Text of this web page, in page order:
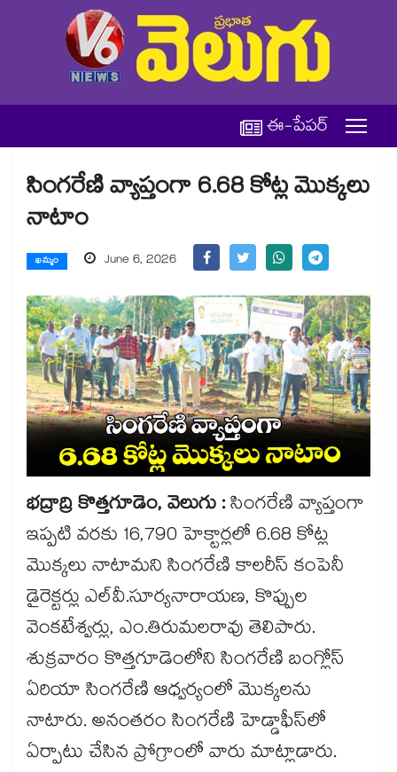
ఈ-పేపర్
సింగరేణి వ్యాప్తంగా 6.68 కోట్ల మొక్కలు
నాటాం
ఖమ్మం June 6, 2026
భద్రాద్రి కొత్తగూడెం, వెలుగు :సింగరేణి వ్యాప్తంగా
ఇప్పటి వరకు 16,790 హెక్టార్లలో 6.68 కోట్ల
మొక్కలు నాటామని సింగరేణి కాలరీస్​ కంపెనీ
డైరెక్టర్లు ఎల్​వీ.సూర్యనారాయణ, కొప్పుల
వెంకటేశ్వర్లు, ఎం.తిరుమలరావు తెలిపారు.
శుక్రవారం కొత్తగూడెంలోని సింగరేణి బంగ్లోస్​
ఏరియా సింగరేణి ఆధ్వర్యంలో మొక్కలను
నాటారు. అనంతరం సింగరేణి హెడ్డాఫీస్​లో
ఏర్పాటు చేసిన ప్రోగ్రాంలో వారు మాట్లాడారు.